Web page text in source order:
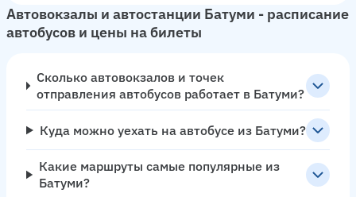
Автовокзалы и автостанции Батуми - расписание
автобусов и цены на билеты
Сколько автовокзалов и точек
отправления автобусов работает в Батуми?
Куда можно уехать на автобусе из Батуми?
Какие маршруты самые популярные из
Батуми?